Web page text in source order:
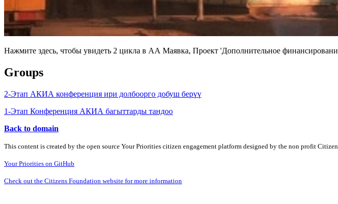
Нажмите здесь, чтобы увидеть 2 цикла в АА Маявка, Проект 'Дополнительное
Groups
2-Этап АКИА конференция ири долбоорго добуш берүү
1-Этап Конференция АКИА багыттарды тандоо
Back to domain
This content is created by the open source Your Priorities citizen engagement platform designed by the non profit
Your Priorities on GitHub
Check out the Citizens Foundation website for more information